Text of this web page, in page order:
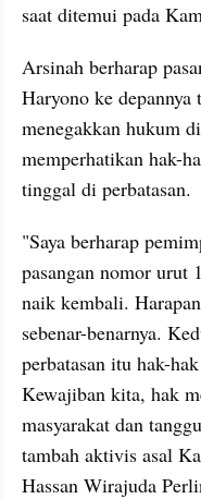
saat ditemui pada
Arsinah berharap
Haryono ke depannya
menegakkan hukum
memperhatikan hak-
tinggal di perbatasan.
"Saya berharap
pasangan nomor urut
naik kembali.
sebenar-benarnya.
perbatasan itu hak-
Kewajiban kita, hak
masyarakat dan
tambah aktivis asal
Hassan Wirajuda